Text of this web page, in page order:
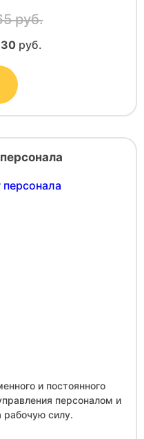
руб.
руб.
и постоянного
персоналом и
рабочую силу.